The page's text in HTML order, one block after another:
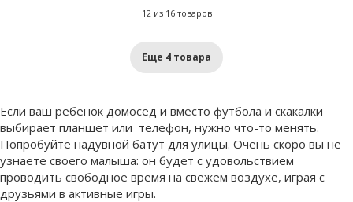
12 из 16 товаров
Еще 4 товара
Если ваш ребенок домосед и вместо футбола и скакалки
выбирает планшет или телефон, нужно что-то менять.
Попробуйте надувной батут для улицы. Очень скоро вы не
узнаете своего малыша: он будет с удовольствием
проводить свободное время на свежем воздухе, играя с
друзьями в активные игры.